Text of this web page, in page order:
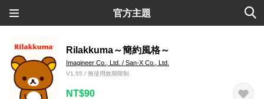
官方主題
Rilakkuma～簡約風格～
Imagineer Co., Ltd. / San-X Co., Ltd.
V1.55 / 無使用效期限制
NT$90